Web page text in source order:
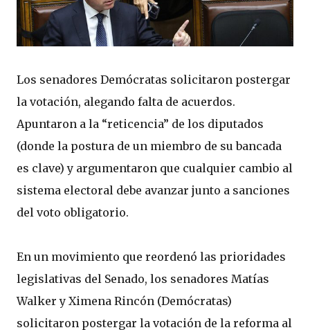
Los senadores Demócratas solicitaron postergar
la votación, alegando falta de acuerdos.
Apuntaron a la “reticencia” de los diputados
(donde la postura de un miembro de su bancada
es clave) y argumentaron que cualquier cambio al
sistema electoral debe avanzar junto a sanciones
del voto obligatorio.
En un movimiento que reordenó las prioridades
legislativas del Senado, los senadores Matías
Walker y Ximena Rincón (Demócratas)
solicitaron postergar la votación de la reforma al